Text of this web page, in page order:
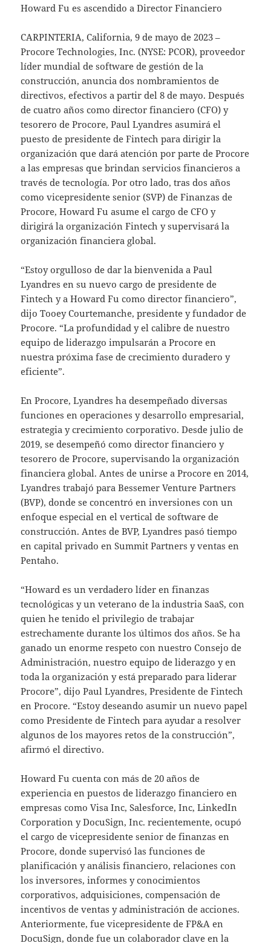
Howard Fu es ascendido a Director Financiero
CARPINTERIA, California, 9 de mayo de 2023 –
Procore Technologies, Inc. (NYSE: PCOR), proveedor
líder mundial de software de gestión de la
construcción, anuncia dos nombramientos de
directivos, efectivos a partir del 8 de mayo. Después
de cuatro años como director financiero (CFO) y
tesorero de Procore, Paul Lyandres asumirá el
puesto de presidente de Fintech para dirigir la
organización que dará atención por parte de Procore
a las empresas que brindan servicios financieros a
través de tecnología. Por otro lado, tras dos años
como vicepresidente senior (SVP) de Finanzas de
Procore, Howard Fu asume el cargo de CFO y
dirigirá la organización Fintech y supervisará la
organización financiera global.
“Estoy orgulloso de dar la bienvenida a Paul
Lyandres en su nuevo cargo de presidente de
Fintech y a Howard Fu como director financiero”,
dijo Tooey Courtemanche, presidente y fundador de
Procore. “La profundidad y el calibre de nuestro
equipo de liderazgo impulsarán a Procore en
nuestra próxima fase de crecimiento duradero y
eficiente”.
En Procore, Lyandres ha desempeñado diversas
funciones en operaciones y desarrollo empresarial,
estrategia y crecimiento corporativo. Desde julio de
2019, se desempeñó como director financiero y
tesorero de Procore, supervisando la organización
financiera global. Antes de unirse a Procore en 2014,
Lyandres trabajó para Bessemer Venture Partners
(BVP), donde se concentró en inversiones con un
enfoque especial en el vertical de software de
construcción. Antes de BVP, Lyandres pasó tiempo
en capital privado en Summit Partners y ventas en
Pentaho.
“Howard es un verdadero líder en finanzas
tecnológicas y un veterano de la industria SaaS, con
quien he tenido el privilegio de trabajar
estrechamente durante los últimos dos años. Se ha
ganado un enorme respeto con nuestro Consejo de
Administración, nuestro equipo de liderazgo y en
toda la organización y está preparado para liderar
Procore”, dijo Paul Lyandres, Presidente de Fintech
en Procore. “Estoy deseando asumir un nuevo papel
como Presidente de Fintech para ayudar a resolver
algunos de los mayores retos de la construcción”,
afirmó el directivo.
Howard Fu cuenta con más de 20 años de
experiencia en puestos de liderazgo financiero en
empresas como Visa Inc, Salesforce, Inc, LinkedIn
Corporation y DocuSign, Inc. recientemente, ocupó
el cargo de vicepresidente senior de finanzas en
Procore, donde supervisó las funciones de
planificación y análisis financiero, relaciones con
los inversores, informes y conocimientos
corporativos, adquisiciones, compensación de
incentivos de ventas y administración de acciones.
Anteriormente, fue vicepresidente de FP&A en
DocuSign, donde fue un colaborador clave en la